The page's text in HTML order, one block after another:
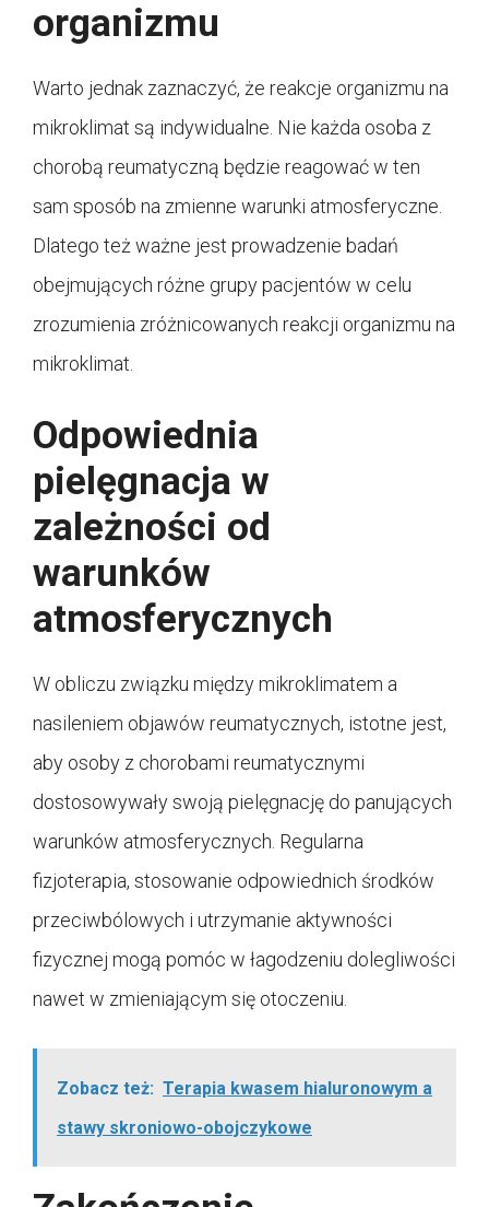
organizmu
Warto jednak zaznaczyć, że reakcje organizmu na
mikroklimat są indywidualne. Nie każda osoba z
chorobą reumatyczną będzie reagować w ten
sam sposób na zmienne warunki atmosferyczne.
Dlatego też ważne jest prowadzenie badań
obejmujących różne grupy pacjentów w celu
zrozumienia zróżnicowanych reakcji organizmu na
mikroklimat.
Odpowiednia
pielęgnacja w
zależności od
warunków
atmosferycznych
W obliczu związku między mikroklimatem a
nasileniem objawów reumatycznych, istotne jest,
aby osoby z chorobami reumatycznymi
dostosowywały swoją pielęgnację do panujących
warunków atmosferycznych. Regularna
fizjoterapia, stosowanie odpowiednich środków
przeciwbólowych i utrzymanie aktywności
fizycznej mogą pomóc w łagodzeniu dolegliwości
nawet w zmieniającym się otoczeniu.
Zobacz też: Terapia kwasem hialuronowym a
stawy skroniowo-obojczykowe